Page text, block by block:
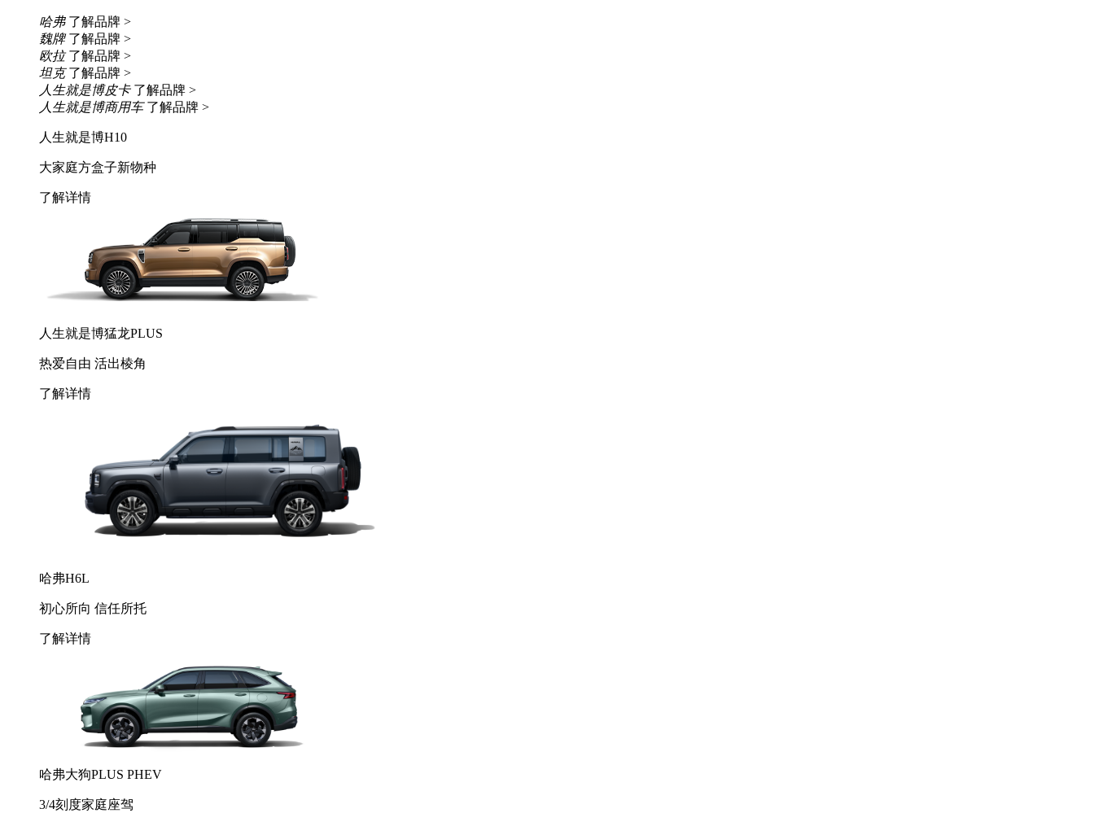
哈弗了解品牌 >
魏牌了解品牌 >
欧拉了解品牌 >
坦克了解品牌 >
人生就是博皮卡了解品牌 >
人生就是博商用车了解品牌 >
人生就是博H10
大家庭方盒子新物种
了解详情
人生就是博猛龙PLUS
热爱自由 活出棱角
了解详情
哈弗H6L
初心所向 信任所托
了解详情
哈弗大狗PLUS PHEV
3/4刻度家庭座驾